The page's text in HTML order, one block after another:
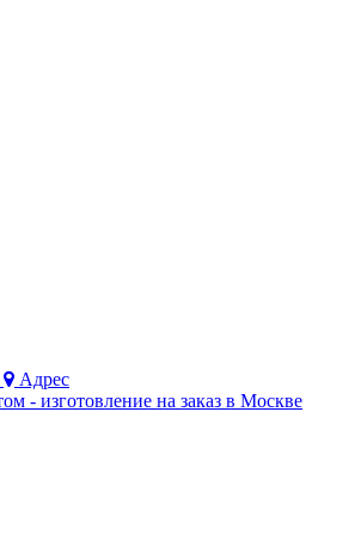
Адрес